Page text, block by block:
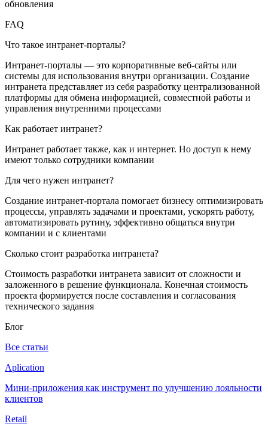
обновления
FAQ
Что такое интранет-порталы?
Интранет-порталы — это корпоративные веб-сайты или
системы для использования внутри организации. Создание
интранета представляет из себя разработку централизованной
платформы для обмена информацией, совместной работы и
управления внутренними процессами
Как работает интранет?
Интранет работает также, как и интернет. Но доступ к нему
имеют только сотрудники компании
Для чего нужен интранет?
Создание интранет-портала помогает бизнесу оптимизировать
процессы, управлять задачами и проектами, ускорять работу,
автоматизировать рутину, эффективно общаться внутри
компании и с клиентами
Сколько стоит разработка интранета?
Стоимость разработки интранета зависит от сложности и
заложенного в решение функционала. Конечная стоимость
проекта формируется после составления и согласования
технического задания
Блог
Все статьи
Aplication
Мини-приложения как инструмент по улучшению лояльности
клиентов
Retail